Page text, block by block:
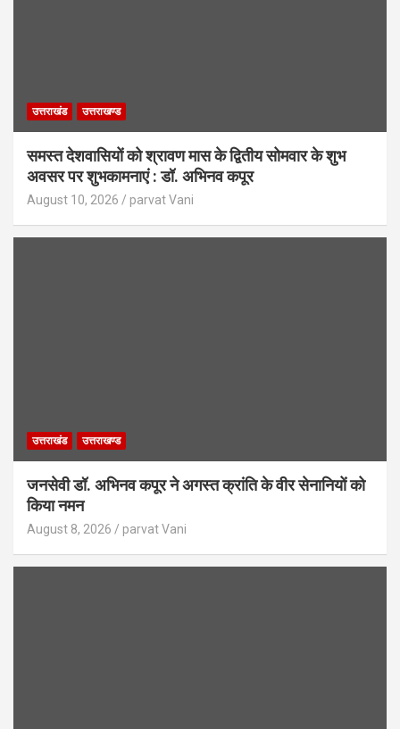
उत्तराखंड उत्तराखण्ड
समस्त देशवासियों को श्रावण मास के द्वितीय सोमवार के शुभ
अवसर पर शुभकामनाएं : डॉ. अभिनव कपूर
August 10, 2026 parvat Vani
उत्तराखंड उत्तराखण्ड
जनसेवी डॉ. अभिनव कपूर ने अगस्त क्रांति के वीर सेनानियों को
किया नमन
August 8, 2026 parvat Vani